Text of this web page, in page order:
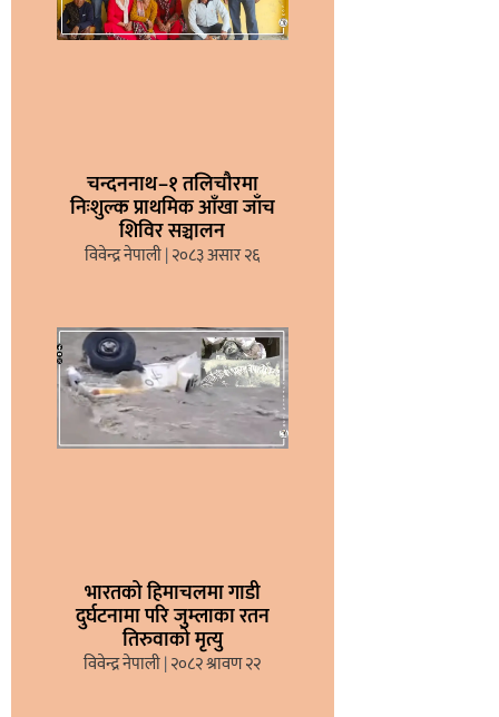
चन्दननाथ–१ तलिचौरमा
निःशुल्क प्राथमिक आँखा जाँच
शिविर सञ्चालन
विवेन्द्र नेपाली २०८३ असार २६
भारतको हिमाचलमा गाडी
दुर्घटनामा परि जुम्लाका रतन
तिरुवाको मृत्यु
विवेन्द्र नेपाली २०८२ श्रावण २२